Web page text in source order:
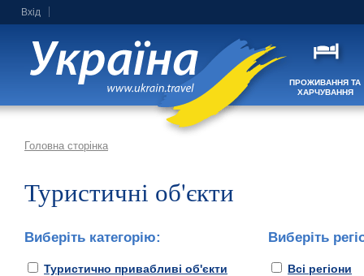
Вхід
ПРОЖИВАННЯ ТА
ХАРЧУВАННЯ
Головна сторінка
Туристичні об'єкти
Виберіть категорію:
Туристично привабливі об'єкти
Виберіть
Всі регіони